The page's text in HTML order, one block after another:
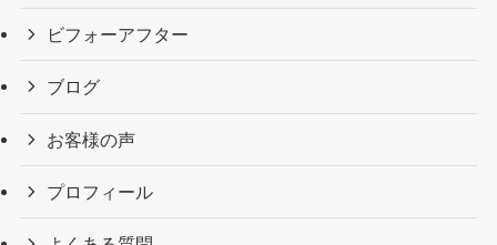
ビフォーアフター
ブログ
お客様の声
プロフィール